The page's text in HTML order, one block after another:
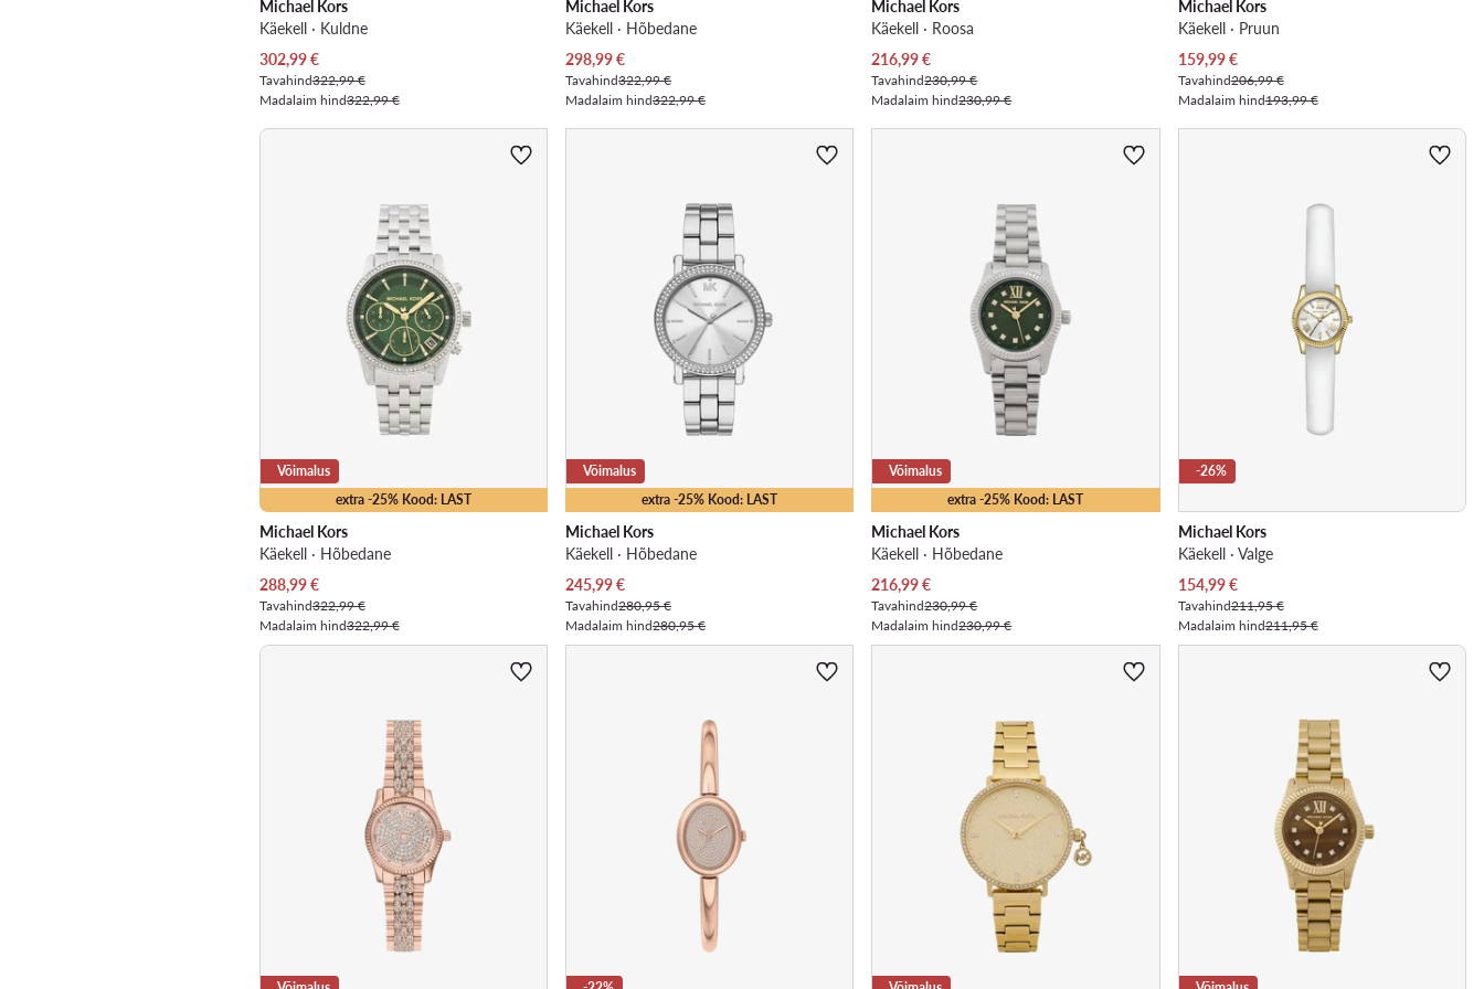
Michael Kors
Käekell · Kuldne
Praegune hind
302,99€
Tavahind322,99 €
Madalaim hind322,99 €
Michael Kors
Käekell · Hõbedane
Praegune hind
298,99€
Tavahind322,99 €
Madalaim hind322,99 €
Michael Kors
Käekell · Roosa
Praegune hind
216,99€
Tavahind230,99 €
Madalaim hind230,99 €
Michael Kors
Käekell · Pruun
Praegune hind
159,99€
Tavahind206,99 €
Madalaim hind193,99 €
extra -25% Kood: LAST
Võimalus
Michael Kors
Käekell · Hõbedane
Praegune hind
288,99€
Tavahind322,99 €
Madalaim hind322,99 €
extra -25% Kood: LAST
Võimalus
Michael Kors
Käekell · Hõbedane
Praegune hind
245,99€
Tavahind280,95 €
Madalaim hind280,95 €
extra -25% Kood: LAST
Võimalus
Michael Kors
Käekell · Hõbedane
Praegune hind
216,99€
Tavahind230,99 €
Madalaim hind230,99 €
-26%
Michael Kors
Käekell · Valge
Praegune hind
154,99€
Tavahind211,95 €
Madalaim hind211,95 €